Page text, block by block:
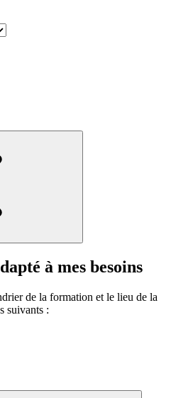
à mes besoins
de la formation et le lieu de la
suivants :